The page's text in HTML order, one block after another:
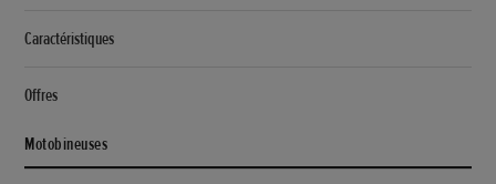
Caractéristiques
Offres
Motobineuses